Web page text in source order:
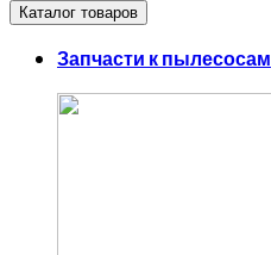
Каталог товаров
Запчасти к пылесосам